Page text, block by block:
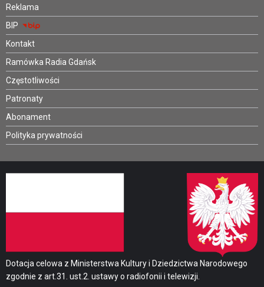
Reklama
BIP
Kontakt
Ramówka Radia Gdańsk
Częstotliwości
Patronaty
Abonament
Polityka prywatności
Dotacja celowa z Ministerstwa Kultury i Dziedzictwa Narodowego
zgodnie z art.31. ust.2. ustawy o radiofonii i telewizji.